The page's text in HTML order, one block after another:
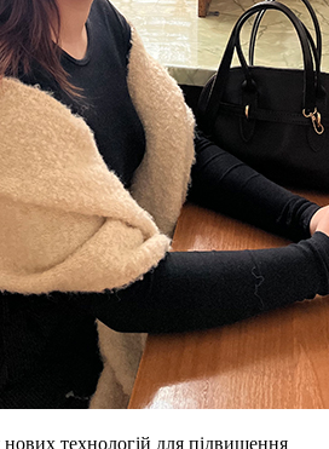
технологій для підвищення